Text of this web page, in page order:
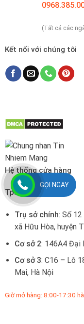
(Tất cả các
Kết nối với chúng tôi
Hệ thống cửa hàng
Tp. Hà Nội:
Trụ sở chính: Số 12
xã Hữu Hòa, huyện
Cơ sở 2: 146A4 Đại
Cơ sở 3: C16 – Lô
Mai, Hà Nội
Giờ mở hàng: 8:00-17:30
GỌI NGAY